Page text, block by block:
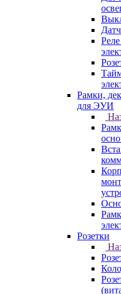
Рамки,
для ЭУИ
Розетки